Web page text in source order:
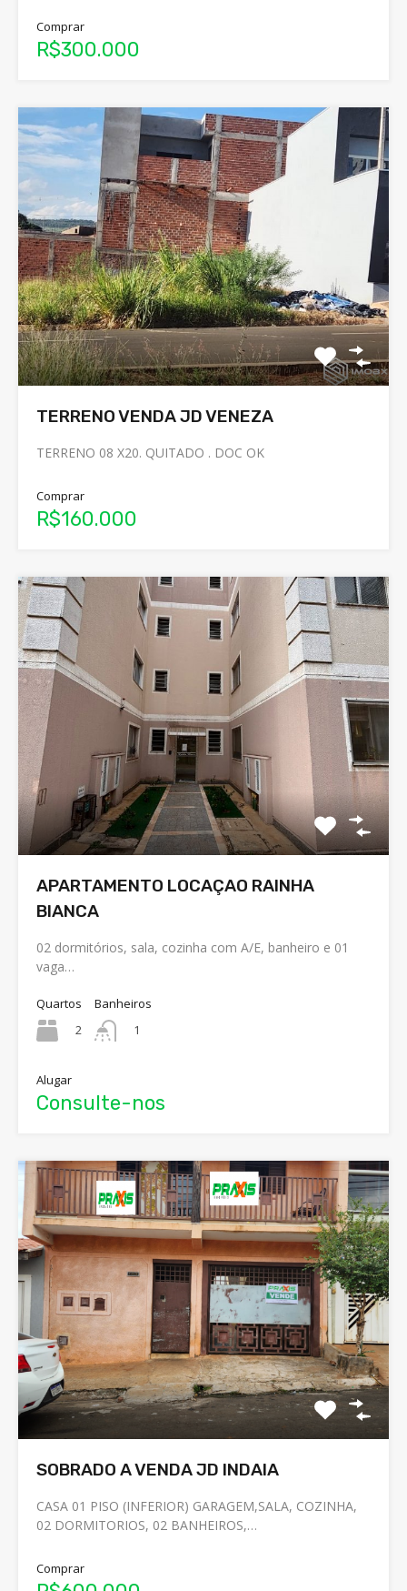
Comprar
R$300.000
TERRENO VENDA JD VENEZA
TERRENO 08 X20. QUITADO . DOC OK
Comprar
R$160.000
APARTAMENTO LOCAÇAO RAINHA
BIANCA
02 dormitórios, sala, cozinha com A/E, banheiro e 01
vaga…
Quartos
2
Banheiros
1
Alugar
Consulte-nos
SOBRADO A VENDA JD INDAIA
CASA 01 PISO (INFERIOR) GARAGEM,SALA, COZINHA,
02 DORMITORIOS, 02 BANHEIROS,…
Comprar